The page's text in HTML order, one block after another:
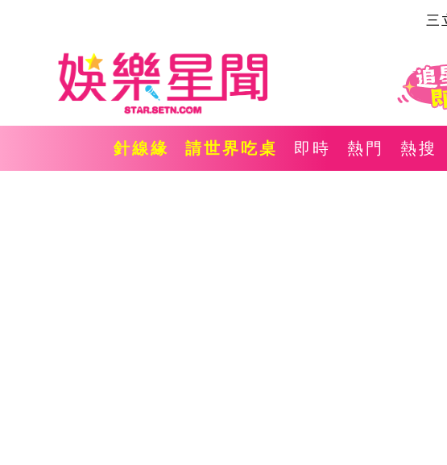
三
針線緣 請世界吃桌 即時 熱門 熱搜